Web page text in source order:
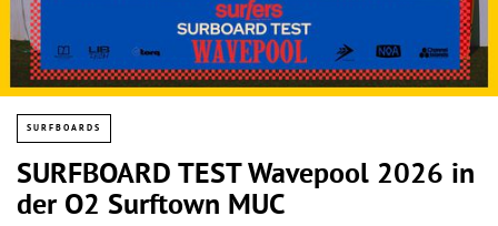
SURFBOARDS
SURFBOARD TEST Wavepool 2026 in
der O2 Surftown MUC